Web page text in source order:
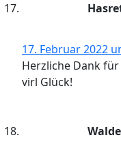
17. Februar 2022
Herzliche Dank
virl Glück!